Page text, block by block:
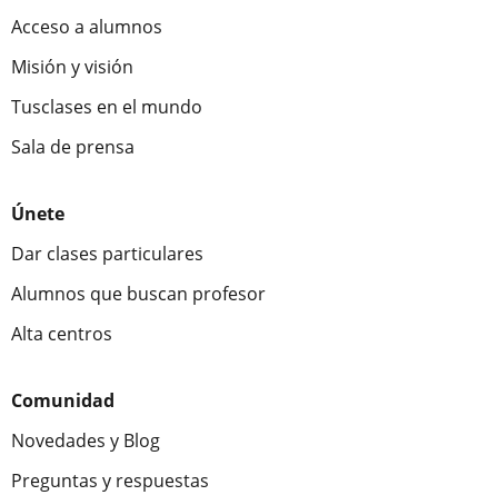
Acceso a alumnos
Misión y visión
Tusclases en el mundo
Sala de prensa
Únete
Dar clases particulares
Alumnos que buscan profesor
Alta centros
Comunidad
Novedades y Blog
Preguntas y respuestas